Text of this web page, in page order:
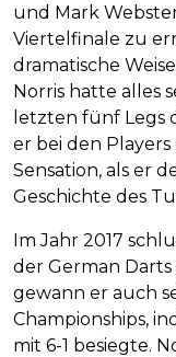
und Mark
Viertelfinale zu
dramatische
Norris hatte alles
letzten fünf Legs
er bei den
Sensation, als er
Geschichte des
Im Jahr 2017
der German Darts
gewann er auch
Championships,
mit 6-1 besiegte.